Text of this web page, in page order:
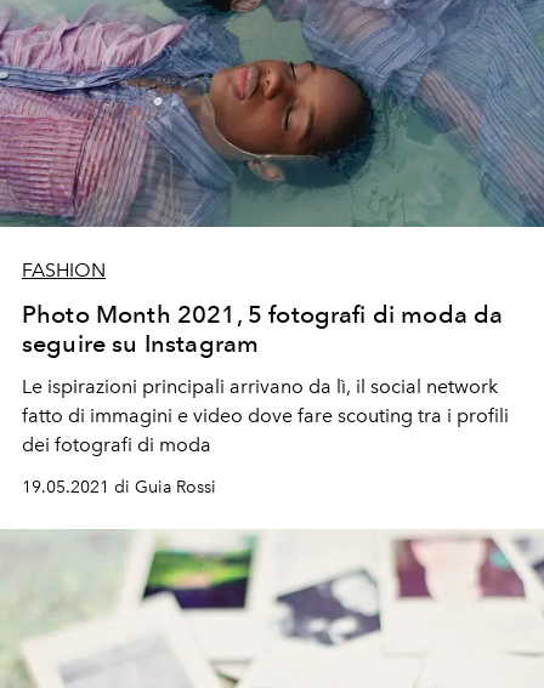
FASHION
Photo Month 2021, 5 fotografi di moda da
seguire su Instagram
Le ispirazioni principali arrivano da lì, il social network
fatto di immagini e video dove fare scouting tra i profili
dei fotografi di moda
19.05.2021 di Guia Rossi